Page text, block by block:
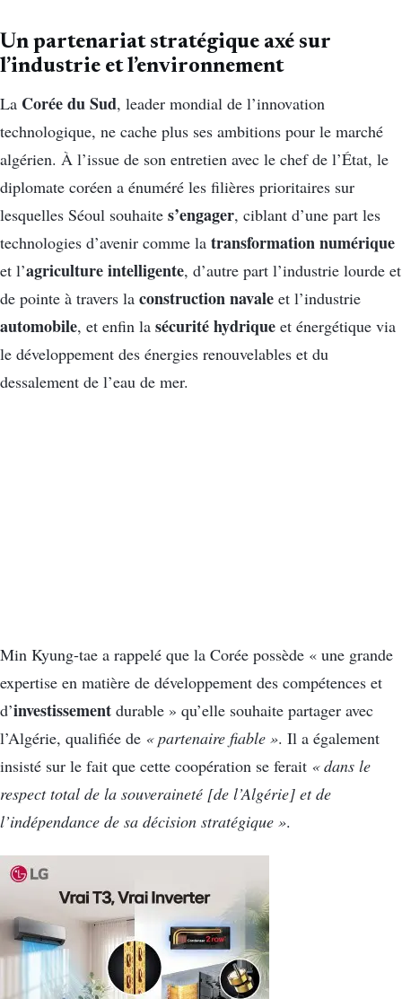
Un partenariat stratégique axé sur
l’industrie et l’environnement
La Corée du Sud, leader mondial de l’innovation
technologique, ne cache plus ses ambitions pour le marché
algérien. À l’issue de son entretien avec le chef de l’État, le
diplomate coréen a énuméré les filières prioritaires sur
lesquelles Séoul souhaite s’engager, ciblant d’une part les
technologies d’avenir comme la transformation numérique
et l’agriculture intelligente, d’autre part l’industrie lourde et
de pointe à travers la construction navale et l’industrie
automobile, et enfin la sécurité hydrique et énergétique via
le développement des énergies renouvelables et du
dessalement de l’eau de mer.
Min Kyung-tae a rappelé que la Corée possède « une grande
expertise en matière de développement des compétences et
d’investissement durable » qu’elle souhaite partager avec
l’Algérie, qualifiée de « partenaire fiable ». Il a également
insisté sur le fait que cette coopération se ferait « dans le
respect total de la souveraineté [de l’Algérie] et de
l’indépendance de sa décision stratégique ».